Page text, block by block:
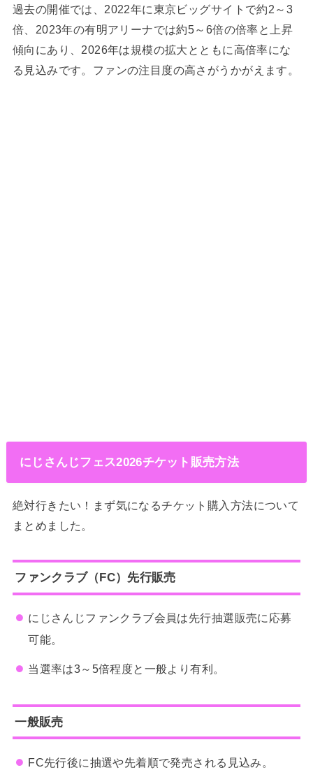
過去の開催では、2022年に東京ビッグサイトで約2～3
倍、2023年の有明アリーナでは約5～6倍の倍率と上昇
傾向にあり、2026年は規模の拡大とともに高倍率にな
る見込みです。ファンの注目度の高さがうかがえます。
にじさんじフェス2026チケット販売方法
絶対行きたい！まず気になるチケット購入方法について
まとめました。
ファンクラブ（FC）先行販売
にじさんじファンクラブ会員は先行抽選販売に応募
可能。
当選率は3～5倍程度と一般より有利。
一般販売
FC先行後に抽選や先着順で発売される見込み。